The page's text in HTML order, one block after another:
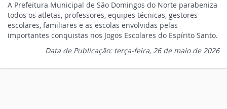
A Prefeitura Municipal de São Domingos do Norte parabeniza
todos os atletas, professores, equipes técnicas, gestores
escolares, familiares e as escolas envolvidas pelas
importantes conquistas nos Jogos Escolares do Espírito Santo.
Data de Publicação: terça-feira, 26 de maio de 2026